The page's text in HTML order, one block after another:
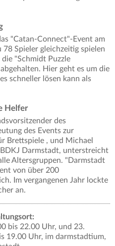
"Catan-Connect"-Event am
78 Spieler gleichzeitig spielen
"Schmidt Puzzle
Hier geht es um die
schneller lösen kann als
Helfer
des
des Events zur
Brettspiele , und Michael
Darmstadt, unterstreicht
Altersgruppen. "Darmstadt
von über 200
Im vergangenen Jahr lockte
an.
bis 22.00 Uhr, und 23.
19.00 Uhr, im darmstadtium,